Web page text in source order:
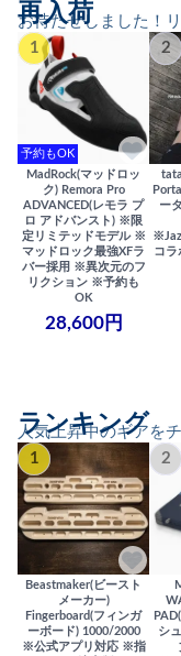
お待たせしました！
再入荷
1
予約もOK
MadRock(マッドロッ
ク) Remora Pro
ADVANCED(レモラ プ
ロ アドバンスト) ※限
定リミテッドモデル ※
マッドロック最強XFラ
バー採用 ※異次元のフ
リクション ※予約も
OK
28,600円
2
ー
コ
人気上昇中のギアを
ランキング
1
Beastmaker(ビースト
メーカー)
Fingerboard(フィンガ
ーボード) 1000/2000
※公式アプリ対応 ※指
2
シ